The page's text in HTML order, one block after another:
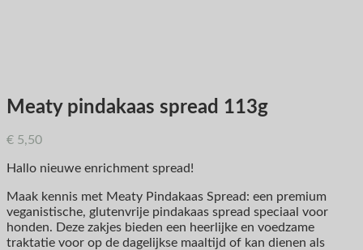
Meaty pindakaas spread 113g
€ 5,50
Hallo nieuwe enrichment spread!
Maak kennis met Meaty Pindakaas Spread: een premium
veganistische, glutenvrije pindakaas spread speciaal voor
honden. Deze zakjes bieden een heerlijke en voedzame
traktatie voor op de dagelijkse maaltijd of kan dienen als